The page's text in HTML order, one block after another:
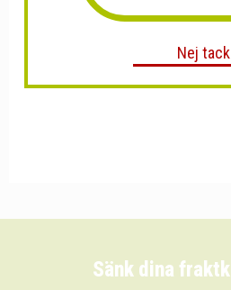
Sänk dina
Nej tack